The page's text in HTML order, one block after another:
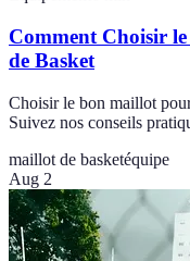
Comment Choisir
de Basket
Choisir le bon maillot
Suivez nos conseils
maillot de basketéquipe
Aug 2